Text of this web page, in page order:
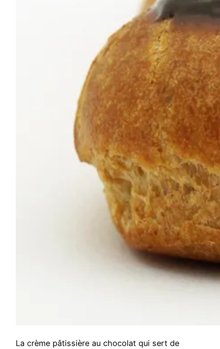
La crème pâtissière au chocolat qui sert de